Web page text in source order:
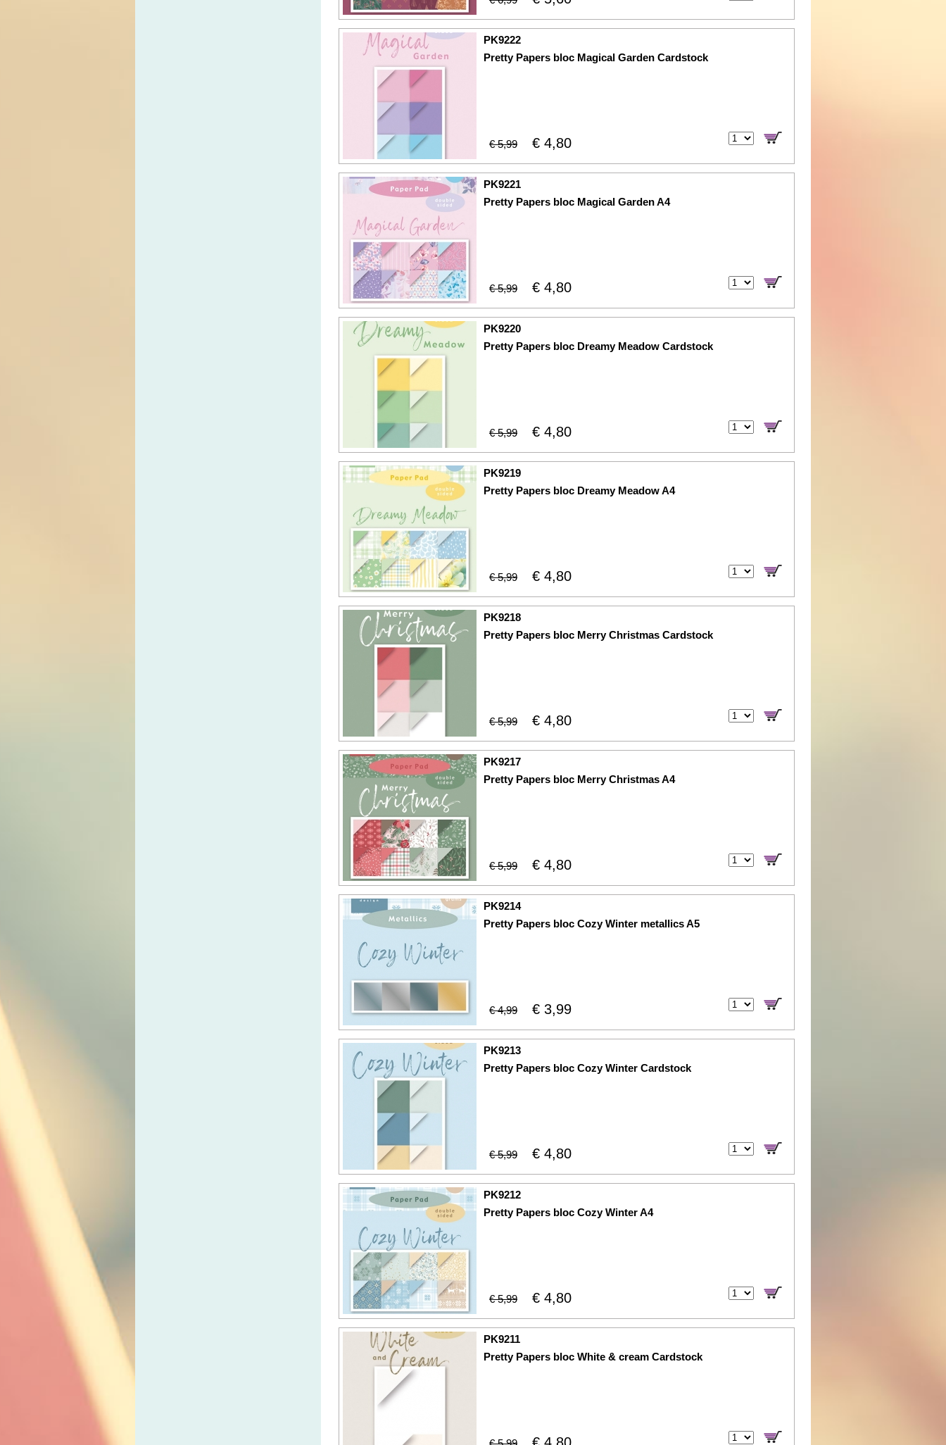
PK9222
Pretty Papers bloc Magical Garden Cardstock
€ 5,99 € 4,80
PK9221
Pretty Papers bloc Magical Garden A4
€ 5,99 € 4,80
PK9220
Pretty Papers bloc Dreamy Meadow Cardstock
€ 5,99 € 4,80
PK9219
Pretty Papers bloc Dreamy Meadow A4
€ 5,99 € 4,80
PK9218
Pretty Papers bloc Merry Christmas Cardstock
€ 5,99 € 4,80
PK9217
Pretty Papers bloc Merry Christmas A4
€ 5,99 € 4,80
PK9214
Pretty Papers bloc Cozy Winter metallics A5
€ 4,99 € 3,99
PK9213
Pretty Papers bloc Cozy Winter Cardstock
€ 5,99 € 4,80
PK9212
Pretty Papers bloc Cozy Winter A4
€ 5,99 € 4,80
PK9211
Pretty Papers bloc White & cream Cardstock